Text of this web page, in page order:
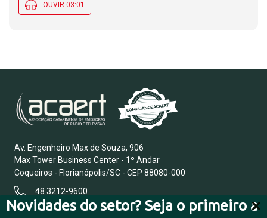
Novidades do setor? Seja o primeiro a
OUVIR 03:01
Av. Engenheiro Max de Souza, 906
Max Tower Business Center - 1º Andar
Coqueiros - Florianópolis/SC - CEP 88080-000
48 3212-9600